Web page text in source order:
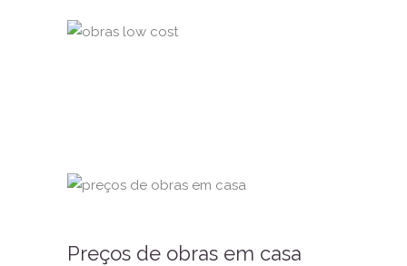
Preços de obras em casa